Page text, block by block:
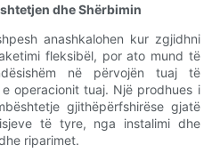
dhe Shërbimin
anashkalohen kur zgjidhni
fleksibël, por ato mund të
në përvojën tuaj të
operacionit tuaj. Një prodhues i
gjithëpërfshirëse gjatë
të tyre, nga instalimi dhe
riparimet.